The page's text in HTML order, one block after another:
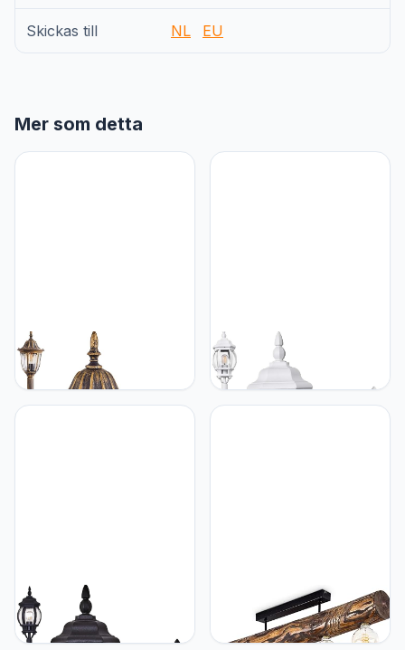
Skickas till NL EU
Mer som detta
hofstein Buitenlamp
Ribadeo, staande lamp in
antiek-look, gegoten
aluminium in zwart/goud
hofstein Buitenlamp
Lentua, padlamp in antiek-
look, gegoten aluminium
in wit met kunststof
hofstein Buitenlamp
Lentua, padlamp in antiek-
look, gegoten aluminium
hofstein Plafondlamp
Canedo, plafondlamp van
metaal/hout in